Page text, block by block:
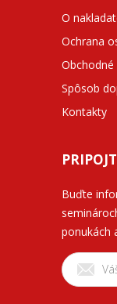
O
Ochrana
Spôsob
Kontakty
Buďte
ponukách